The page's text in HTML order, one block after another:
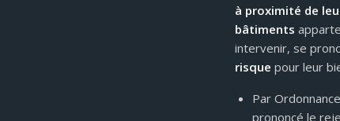
à proximité de
bâtiments
intervenir, se
risque pour leur
Par
prononcé le